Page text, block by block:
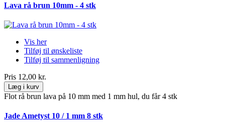
Lava rå brun 10mm - 4 stk
Vis her
Tilføj til ønskeliste
Tilføj til sammenligning
Pris 12,00 kr.
Læg i kurv
Flot rå brun lava på 10 mm med 1 mm hul, du får 4 stk
Jade Ametyst 10 / 1 mm 8 stk